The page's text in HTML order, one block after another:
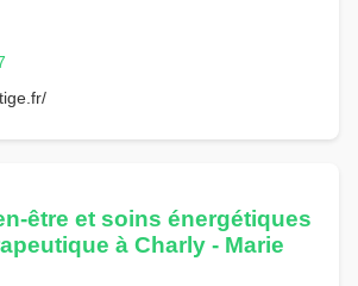
être et soins énergétiques
à Charly - Marie